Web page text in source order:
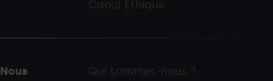
Canal Éthique
Nous
Qui sommes-nous ?